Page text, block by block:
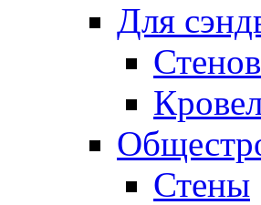
Для
Стены